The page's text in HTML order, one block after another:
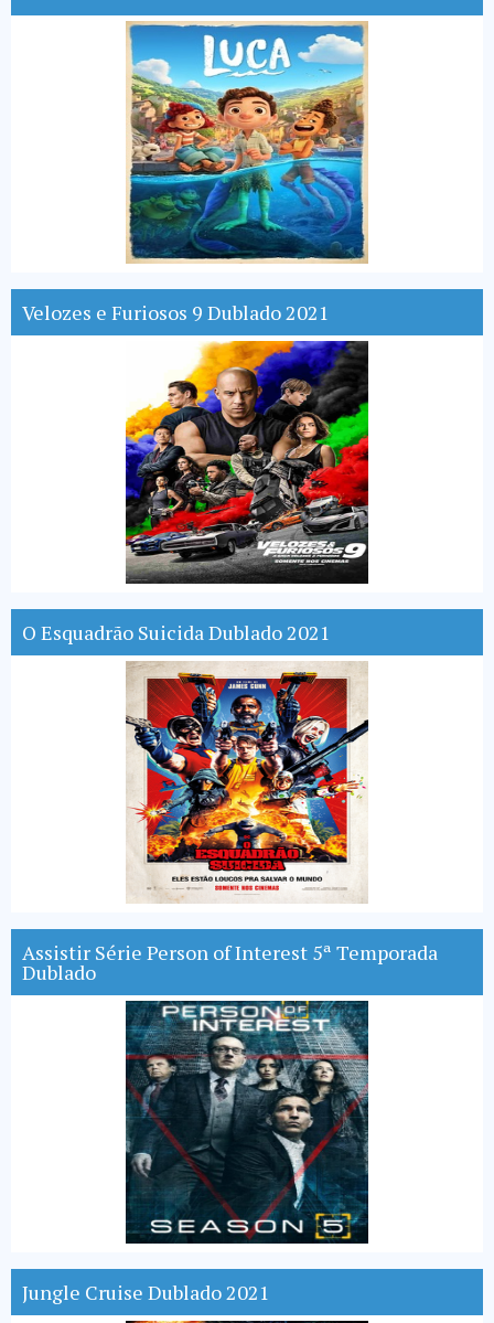
Velozes e Furiosos 9 Dublado 2021
O Esquadrão Suicida Dublado 2021
Assistir Série Person of Interest 5ª Temporada
Dublado
Jungle Cruise Dublado 2021